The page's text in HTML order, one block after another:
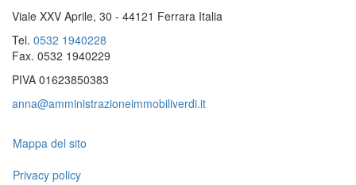
Viale XXV Aprile, 30 - 44121 Ferrara Italia
Tel. 0532 1940228
Fax. 0532 1940229
PIVA 01623850383
anna@amministrazioneimmobiliverdi.it
Mappa del sito
Privacy policy